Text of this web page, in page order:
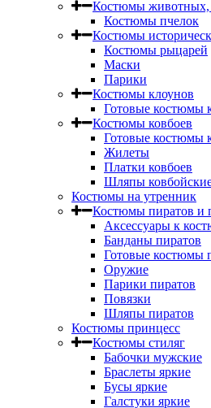
Костюмы животных,
Костюмы пчелок
Костюмы
Костюмы рыцарей
Маски
Парики
Костюмы клоунов
Готовые костюмы
Костюмы ковбоев
Готовые костюмы
Жилеты
Платки ковбоев
Шляпы
Костюмы на утренник
Костюмы пиратов и
Аксессуары к
Банданы пиратов
Готовые костюмы
Оружие
Парики пиратов
Повязки
Шляпы пиратов
Костюмы принцесс
Костюмы стиляг
Бабочки мужские
Браслеты яркие
Бусы яркие
Галстуки яркие